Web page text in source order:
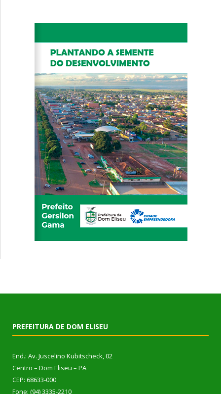
PREFEITURA DE DOM ELISEU
End.: Av. Juscelino Kubitscheck, 02
Centro – Dom Eliseu – PA
CEP: 68633-000
Fone: (94) 3335-2210